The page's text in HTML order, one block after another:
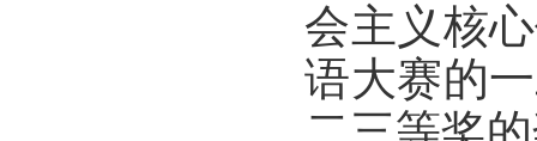
会主义核
语大赛的